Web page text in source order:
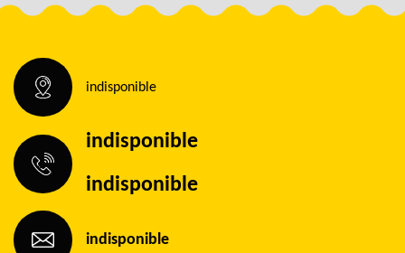
indisponible
indisponible
indisponible
indisponible